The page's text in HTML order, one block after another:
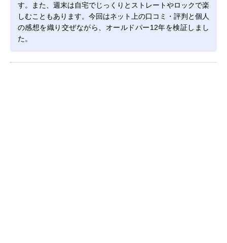
す。また、週末は自宅でじっくりとストレートやロックで楽
しむこともあります。今回はネット上の口コミ・評判と個人
の感想を織り交ぜながら、オールドパー12年を検証しまし
た。